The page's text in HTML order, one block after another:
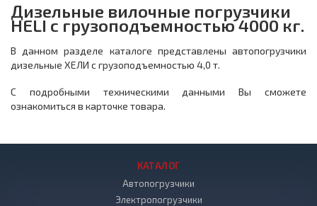
Дизельные вилочные погрузчики
HELI с грузоподъемностью 4000 кг.
В данном разделе каталоге представлены автопогрузчики
дизельные ХЕЛИ с грузоподъемностью 4,0 т.
С подробными техническими данными Вы сможете
ознакомиться в карточке товара.
КАТАЛОГ
Автопогрузчики
Электропогрузчики